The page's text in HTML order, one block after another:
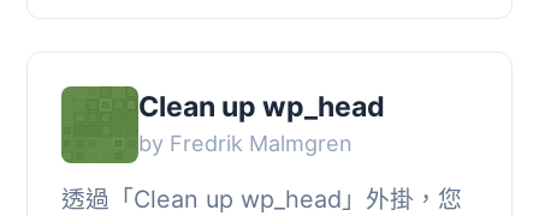
你的網站，使...
Clean up wp_head
by Fredrik Malmgren
透過「Clean up wp_head」外掛，您